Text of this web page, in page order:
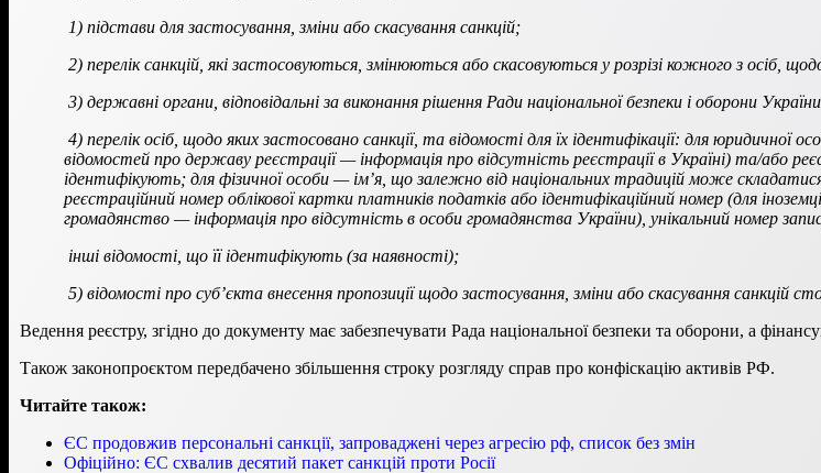
1) підстави для застосування, зміни або скасування санкцій;
2) перелік санкцій, які застосовуються, змінюються або скасовуються у розрізі кожного з осіб,
3) державні органи, відповідальні за виконання рішення Ради національної безпеки і оборони
4) перелік осіб, щодо яких застосовано санкції, та відомості для їх ідентифікації: для
відомостей про державу реєстрації — інформація про відсутність реєстрації в Україні) та/або
ідентифікують; для фізичної особи — ім’я, що залежно від національних традицій може
реєстраційний номер облікової картки платників податків або ідентифікаційний номер (для
громадянство — інформація про відсутність в особи громадянства України), унікальний номер
інші відомості, що її ідентифікують (за наявності);
5) відомості про суб’єкта внесення пропозиції щодо застосування, зміни або скасування санкцій
Ведення реєстру, згідно до документу має забезпечувати Рада національної безпеки та оборони, а
Також законопроєктом передбачено збільшення строку розгляду справ про конфіскацію активів РФ.
Читайте також:
ЄС продовжив персональні санкції, запроваджені через агресію рф, список без змін
Офіційно: ЄС схвалив десятий пакет санкцій проти Росії